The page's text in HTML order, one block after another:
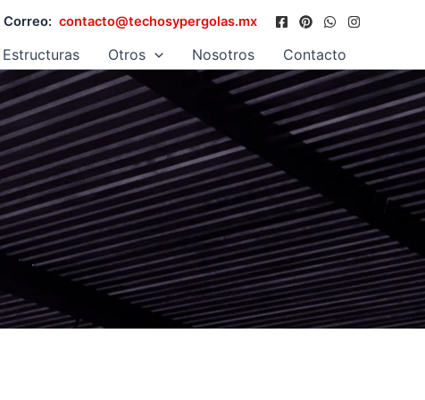
Correo: contacto@techosypergolas.mx
Estructuras Otros Nosotros Contacto